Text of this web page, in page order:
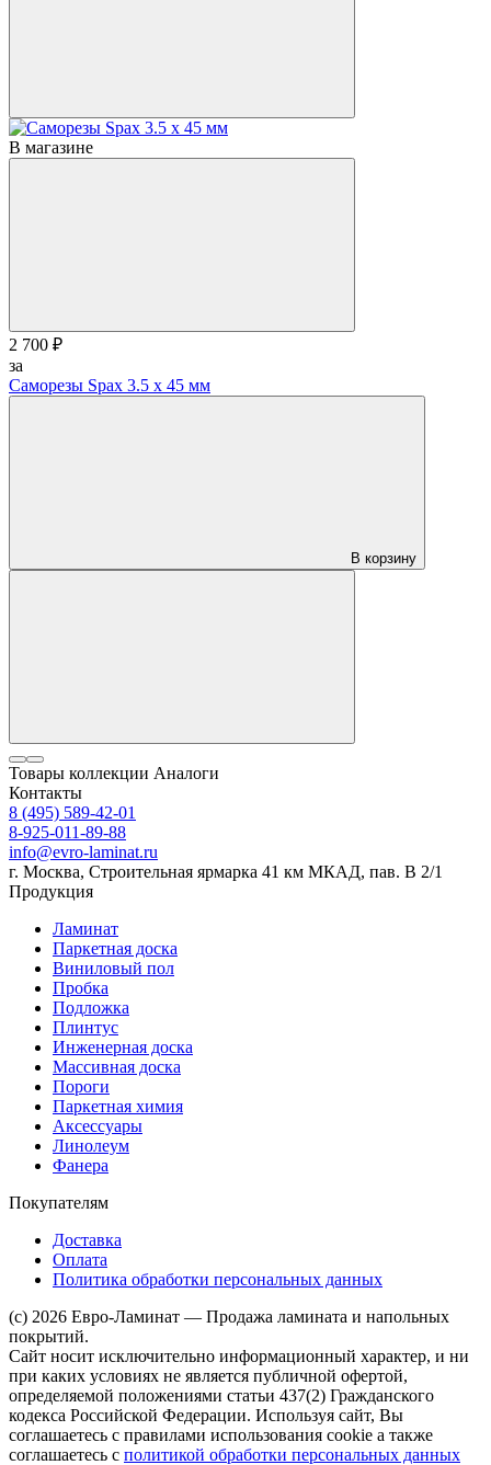
В магазине
2 700 ₽
за
Саморезы Spax 3.5 х 45 мм
В корзину
Товары коллекции Аналоги
Контакты
8 (495) 589-42-01
8-925-011-89-88
info@evro-laminat.ru
г. Москва, Строительная ярмарка 41 км МКАД, пав. В 2/1
Продукция
Ламинат
Паркетная доска
Виниловый пол
Пробка
Подложка
Плинтус
Инженерная доска
Массивная доска
Пороги
Паркетная химия
Аксессуары
Линолеум
Фанера
Покупателям
Доставка
Оплата
Политика обработки персональных данных
(c) 2026 Евро-Ламинат — Продажа ламината и напольных
покрытий.
Сайт носит исключительно информационный характер, и ни
при каких условиях не является публичной офертой,
определяемой положениями статьи 437(2) Гражданского
кодекса Российской Федерации. Используя сайт, Вы
соглашаетесь с правилами использования cookie а также
соглашаетесь с политикой обработки персональных данных